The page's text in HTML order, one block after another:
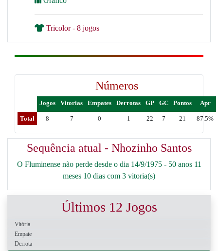
Tricolor - 8 jogos
Números
Jogos Vitorias Empates Derrotas GP GC Pontos Apr
Total 8 7 0 1 22 7 21 87.5%
Sequência atual - Nhozinho Santos
O Fluminense não perde desde o dia 14/9/1975 - 50 anos 11
meses 10 dias com 3 vitoria(s)
Últimos 12 Jogos
Vitória
Empate
Derrota